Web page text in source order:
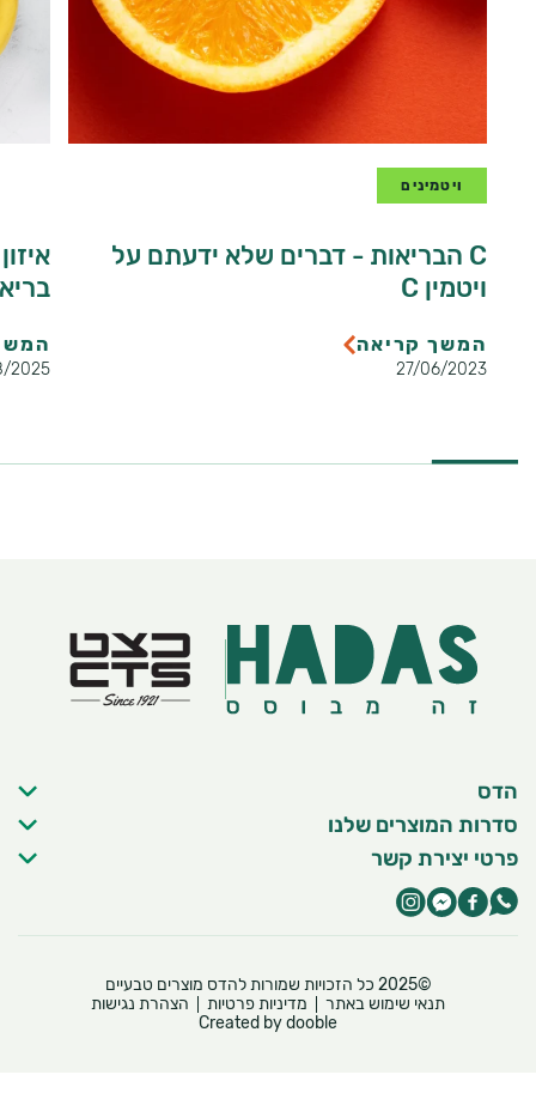
ויטמינים
27/06/2023
C הבריאות - דברים שלא ידעתם על
ויטמין C
המשך קריאה
2025
הדס
סדרות המוצרים שלנו
פרטי יצירת קשר
©2025 כל הזכויות שמורות להדס מוצרים טבעיים
תנאי שימוש באתר
מדיניות פרטיות
הצהרת נגישות
Created by dooble